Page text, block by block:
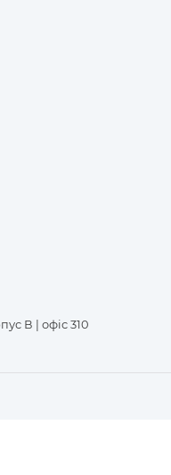
В | офіс 310